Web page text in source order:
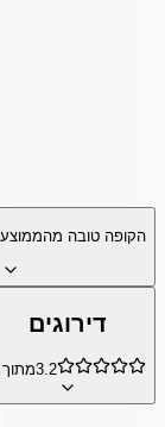
הקופה טובה
דירוגים
3.2מתוך 5